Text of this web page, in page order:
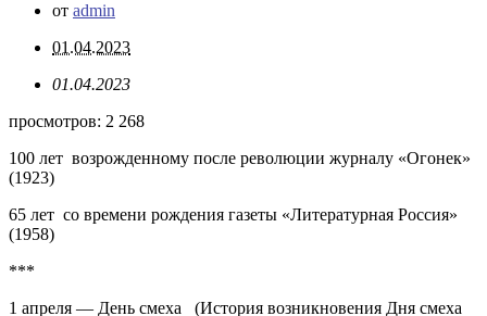
от admin
01.04.2023
01.04.2023
просмотров: 2 268
100 лет возрожденному после революции журналу «Огонек»
(1923)
65 лет со времени рождения газеты «Литературная Россия»
(1958)
***
1 апреля — День смеха (История возникновения Дня смеха